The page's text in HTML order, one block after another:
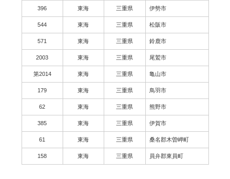
396 東海 三重県 伊勢市
544 東海 三重県 松阪市
571 東海 三重県 鈴鹿市
2003 東海 三重県 尾鷲市
第2014 東海 三重県 亀山市
179 東海 三重県 鳥羽市
62 東海 三重県 熊野市
385 東海 三重県 伊賀市
61 東海 三重県 桑名郡木曽岬町
158 東海 三重県 員弁郡東員町